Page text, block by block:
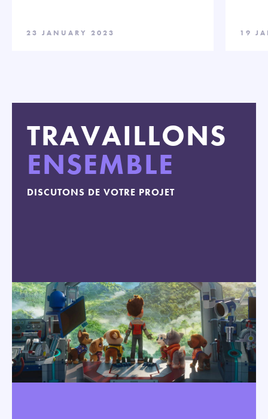
23 JANUARY 2023 19
TRAVAILLONS
ENSEMBLE
DISCUTONS DE VOTRE PROJET